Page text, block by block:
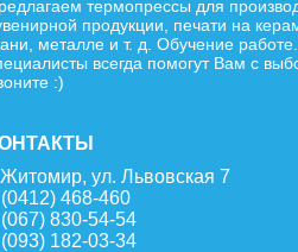
термопрессы для
продукции, печати на
металле и т. д. Обучение
всегда помогут Вам с
:)
Житомир, ул. Львовская 7
468-460
830-54-54
182-03-34